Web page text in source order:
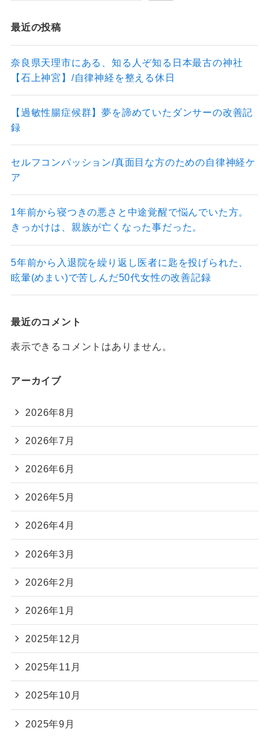
最近の投稿
奈良県天理市にある、知る人ぞ知る日本最古の神社
【石上神宮】/自律神経を整える休日
【過敏性腸症候群】夢を諦めていたダンサーの改善記
録
セルフコンパッション/真面目な方のための自律神経ケ
ア
1年前から寝つきの悪さと中途覚醒で悩んでいた方。
きっかけは、親族が亡くなった事だった。
5年前から入退院を繰り返し医者に匙を投げられた、
眩暈(めまい)で苦しんだ50代女性の改善記録
最近のコメント
表示できるコメントはありません。
アーカイブ
2026年8月
2026年7月
2026年6月
2026年5月
2026年4月
2026年3月
2026年2月
2026年1月
2025年12月
2025年11月
2025年10月
2025年9月